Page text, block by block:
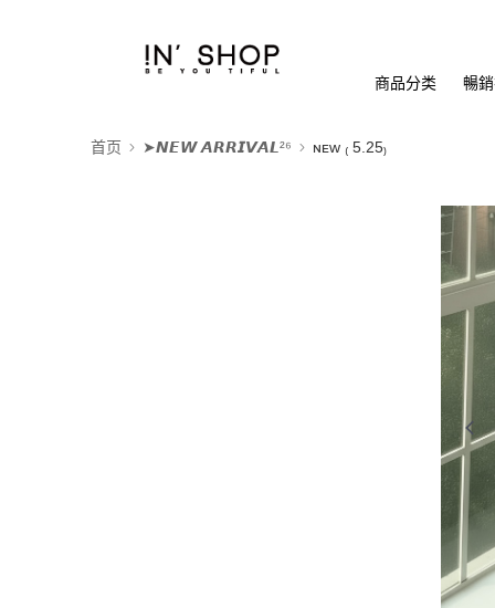
商品分类 暢
首页 ➤𝙉𝙀𝙒 𝘼𝙍𝙍𝙄𝙑𝘼𝙇²⁶ ɴᴇᴡ ₍ 5.25₎